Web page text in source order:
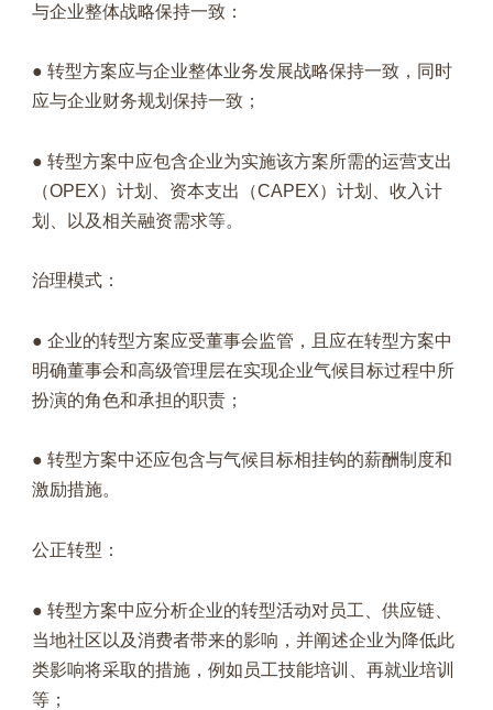
与企业整体战略保持一致：
● 转型方案应与企业整体业务发展战略保持一致，同时
应与企业财务规划保持一致；
● 转型方案中应包含企业为实施该方案所需的运营支出
（OPEX）计划、资本支出（CAPEX）计划、收入计
划、以及相关融资需求等。
治理模式：
● 企业的转型方案应受董事会监管，且应在转型方案中
明确董事会和高级管理层在实现企业气候目标过程中所
扮演的角色和承担的职责；
● 转型方案中还应包含与气候目标相挂钩的薪酬制度和
激励措施。
公正转型：
● 转型方案中应分析企业的转型活动对员工、供应链、
当地社区以及消费者带来的影响，并阐述企业为降低此
类影响将采取的措施，例如员工技能培训、再就业培训
等；